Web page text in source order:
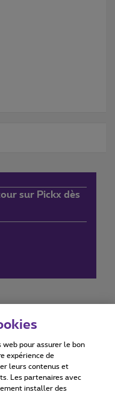
sur Pickx dès
statement
web pour assurer le bon
expérience de
leurs contenus et
Les partenaires avec
installer des